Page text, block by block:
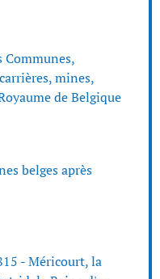
mines,
de Belgique
belges après
- Méricourt, la